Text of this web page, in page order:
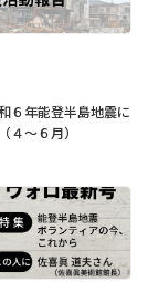
６年能登半島地震に
４〜６月）